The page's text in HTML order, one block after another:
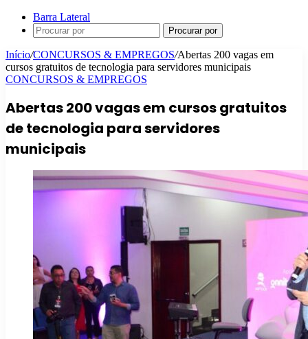
Barra Lateral
Procurar por
Início/CONCURSOS & EMPREGOS/Abertas 200 vagas em
cursos gratuitos de tecnologia para servidores municipais
CONCURSOS & EMPREGOS
Abertas 200 vagas em cursos gratuitos
de tecnologia para servidores
municipais